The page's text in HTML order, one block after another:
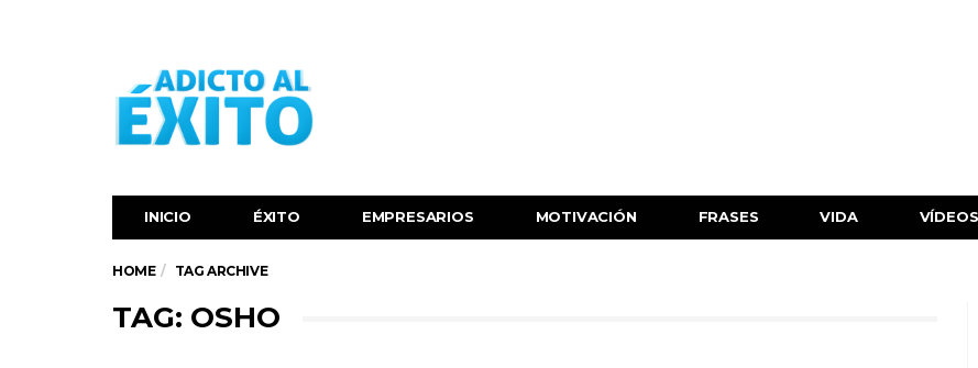
INICIO ÉXITO‬ EMPRESARIOS MOTIVACIÓN FRASES VIDA VÍDEOS
HOME TAG ARCHIVE
TAG: OSHO